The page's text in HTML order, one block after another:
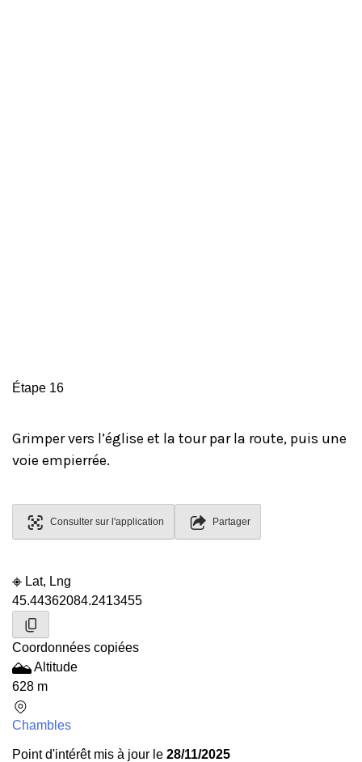
Étape 16
Grimper vers l’église et la tour par la route, puis une
voie empierrée.
Consulter sur l'application Partager
Lat, Lng
45.44362084.2413455
Coordonnées copiées
Altitude
628 m
Chambles
Point d'intérêt mis à jour le 28/11/2025